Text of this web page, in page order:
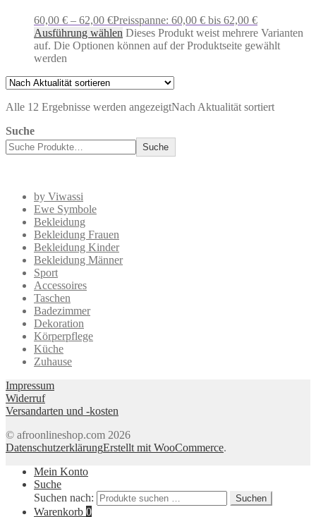
60,00 € – 62,00 €Preisspanne: 60,00 € bis 62,00 €
Ausführung wählen Dieses Produkt weist mehrere Varianten
auf. Die Optionen können auf der Produktseite gewählt
werden
Alle 12 Ergebnisse werden angezeigtNach Aktualität sortiert
Suche
Suche
by Viwassi
Ewe Symbole
Bekleidung
Bekleidung Frauen
Bekleidung Kinder
Bekleidung Männer
Sport
Accessoires
Taschen
Badezimmer
Dekoration
Körperpflege
Küche
Zuhause
Impressum
Widerruf
Versandarten und -kosten
© afroonlineshop.com 2026
DatenschutzerklärungErstellt mit WooCommerce.
Mein Konto
Suche
Suchen nach:
Suchen
Warenkorb 0